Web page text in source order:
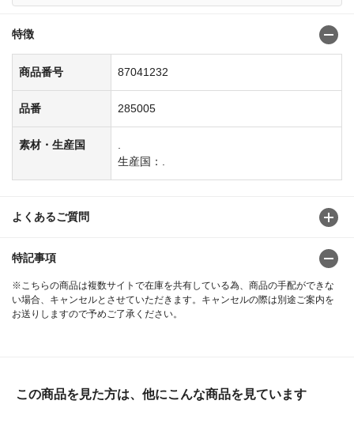
特徴
商品番号 87041232
品番 285005
素材・生産国
生産国：.
よくあるご質問
特記事項
※こちらの商品は複数サイトで在庫を共有している為、商品の手配ができな
い場合、キャンセルとさせていただきます。キャンセルの際は別途ご案内を
お送りしますので予めご了承ください。
この商品を見た方は、他にこんな商品を見ています